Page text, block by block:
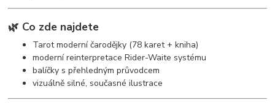
🌿 Co zde najdete
Tarot moderní čarodějky (78 karet + kniha)
moderní reinterpretace Rider-Waite systému
balíčky s přehledným průvodcem
vizuálně silné, současné ilustrace